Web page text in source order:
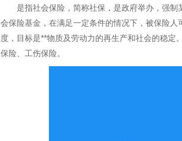
是指社会保险，简称社保，是政府举办，强
会保险基金，在满足一定条件的情况下，被保险
度，目标是**物质及劳动力的再生产和社会的稳定
保险、工伤保险。